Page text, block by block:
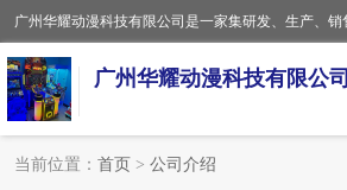
广州华耀动漫科技有限公司
当前位置： 首页 > 公司介绍